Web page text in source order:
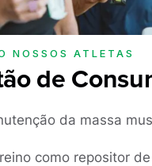
NOSSOS ATLETAS
de
da massa
como repositor